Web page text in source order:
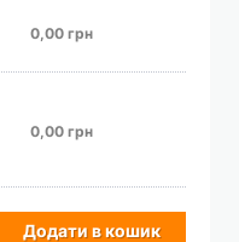
0,00 грн
0,00 грн
Додати в кошик